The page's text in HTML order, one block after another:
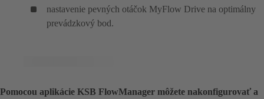
nastavenie pevných otáčok MyFlow Drive na optimálny
prevádzkový bod.
Pomocou aplikácie KSB FlowManager môžete nakonfigurovať a